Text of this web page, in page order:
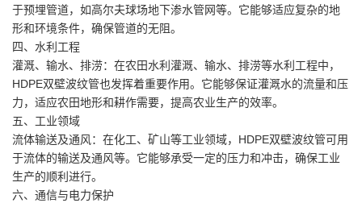
于预埋管道，如高尔夫球场地下渗水管网等。它能够适应复杂的地
形和环境条件，确保管道的无阻。
四、水利工程
灌溉、输水、排涝：在农田水利灌溉、输水、排涝等水利工程中，
HDPE双壁波纹管也发挥着重要作用。它能够保证灌溉水的流量和压
力，适应农田地形和耕作需要，提高农业生产的效率。
五、工业领域
流体输送及通风：在化工、矿山等工业领域，HDPE双壁波纹管可用
于流体的输送及通风等。它能够承受一定的压力和冲击，确保工业
生产的顺利进行。
六、通信与电力保护